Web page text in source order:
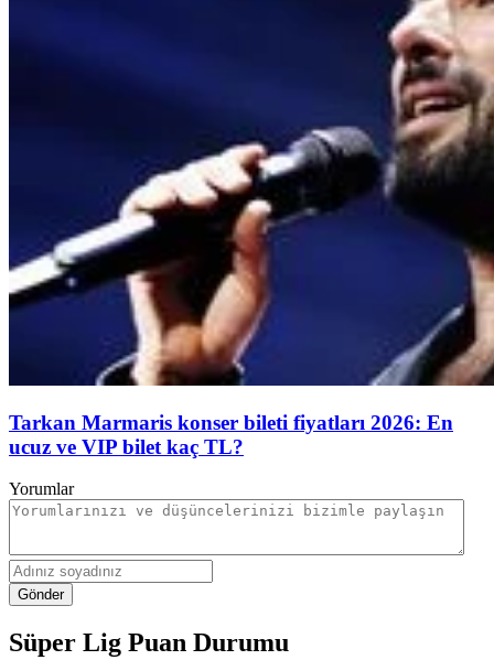
Tarkan Marmaris konser bileti fiyatları 2026: En
ucuz ve VIP bilet kaç TL?
Yorumlar
Gönder
Süper Lig Puan Durumu